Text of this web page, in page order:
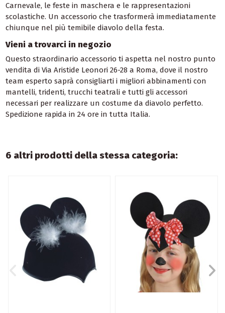
Carnevale, le feste in maschera e le rappresentazioni
scolastiche. Un accessorio che trasformerà immediatamente
chiunque nel più temibile diavolo della festa.
Vieni a trovarci in negozio
Questo straordinario accessorio ti aspetta nel nostro punto
vendita di Via Aristide Leonori 26-28 a Roma, dove il nostro
team esperto saprà consigliarti i migliori abbinamenti con
mantelli, tridenti, trucchi teatrali e tutti gli accessori
necessari per realizzare un costume da diavolo perfetto.
Spedizione rapida in 24 ore in tutta Italia.
6 altri prodotti della stessa categoria: